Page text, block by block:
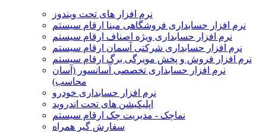
نرم افزار های تحت ویندوز
نرم افزار حسابداری فروشگاهی مبنا ارقام سیستم
نرم افزار حسابداری ویژه اصناف ارقام سیستم
نرم افزار حسابداری شرکتی آسمان ارقام سیستم
نرم افزار فروش و پخش مویرگی برگ ارقام سیستم
نرم افزار حسابداری تخصصی آسانسور (آسان
محاسب)
نرم افزار حسابداری خودرو
اپلیکیشن های تحت اندروید
نماچک - مدیریت چک ارقام سیستم
سفارش گیر همراه